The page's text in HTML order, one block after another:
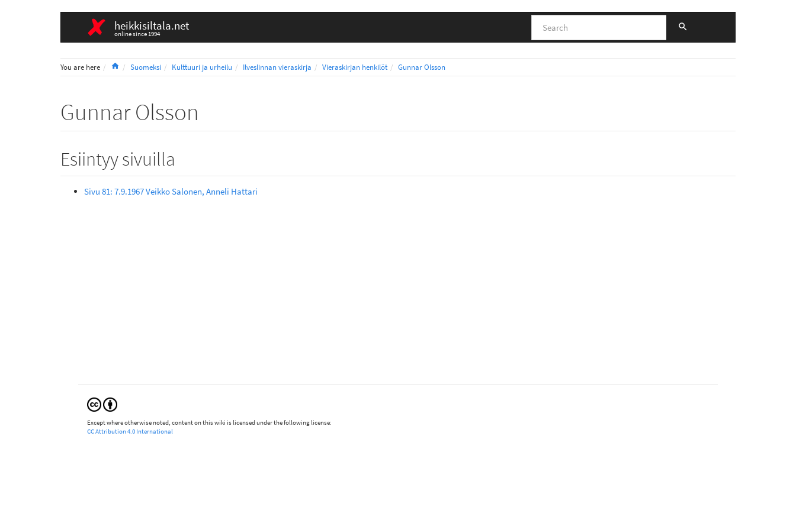
heikkisiltala.net
online since 1994
You are here HomeSuomeksi Kulttuuri ja urheilu Ilveslinnan vieraskirja Vieraskirjan henkilöt Gunnar Olsson
Gunnar Olsson
Esiintyy sivuilla
Sivu 81: 7.9.1967 Veikko Salonen, Anneli Hattari
Except where otherwise noted, content on this wiki is licensed under the following license:
CC Attribution 4.0 International